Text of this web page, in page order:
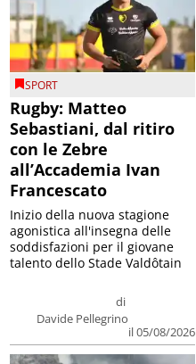
SPORT
Rugby: Matteo
Sebastiani, dal ritiro
con le Zebre
all’Accademia Ivan
Francescato
di
Davide Pellegrino
il 05/08/2026
Inizio della nuova stagione
agonistica all'insegna delle
soddisfazioni per il giovane
talento dello Stade Valdôtain